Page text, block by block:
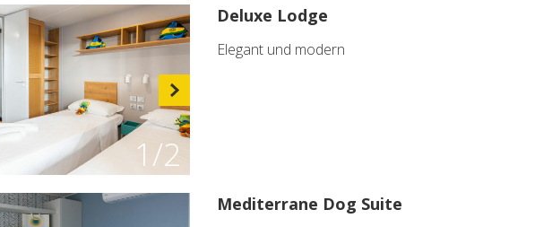
1/2
Deluxe Lodge
Elegant und modern
Mediterrane Dog Suite